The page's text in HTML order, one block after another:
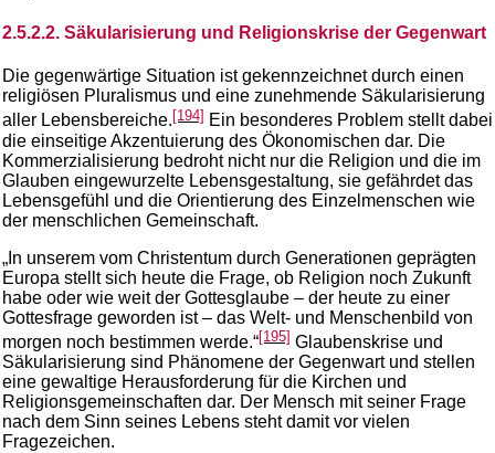
2.5.2.2. Säkularisierung und Religionskrise der Gegenwart
Die gegenwärtige Situation ist gekennzeichnet durch einen
religiösen Pluralismus und eine zunehmende Säkularisierung
aller Lebensbereiche.[194] Ein besonderes Problem stellt dabei
die einseitige Akzentuierung des Ökonomischen dar. Die
Kommerzialisierung bedroht nicht nur die Religion und die im
Glauben eingewurzelte Lebensgestaltung, sie gefährdet das
Lebensgefühl und die Orientierung des Einzelmenschen wie
der menschlichen Gemeinschaft.
„In unserem vom Christentum durch Generationen geprägten
Europa stellt sich heute die Frage, ob Religion noch Zukunft
habe oder wie weit der Gottesglaube – der heute zu einer
Gottesfrage geworden ist – das Welt- und Menschenbild von
morgen noch bestimmen werde.“[195] Glaubenskrise und
Säkularisierung sind Phänomene der Gegenwart und stellen
eine gewaltige Herausforderung für die Kirchen und
Religionsgemeinschaften dar. Der Mensch mit seiner Frage
nach dem Sinn seines Lebens steht damit vor vielen
Fragezeichen.